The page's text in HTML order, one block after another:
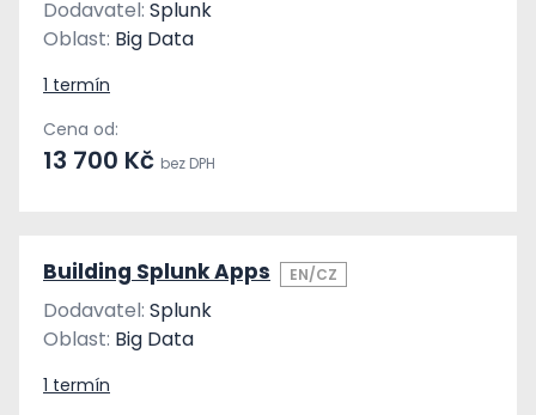
Dodavatel: Splunk
Oblast: Big Data
1 termín
Cena od:
13 700 Kč bez DPH
Building Splunk Apps EN/CZ
Dodavatel: Splunk
Oblast: Big Data
1 termín